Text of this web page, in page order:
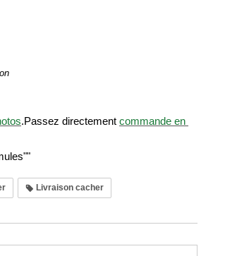
.Passez directement commande en
Livraison cacher